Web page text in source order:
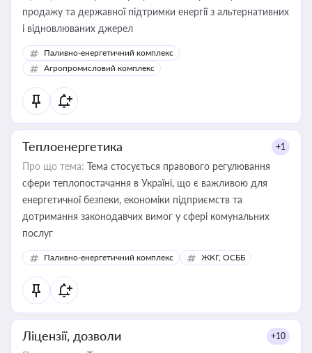
продажу та державної підтримки енергії з альтернативних
і відновлюваних джерел
Паливно-енергетичний комплекс
Агропромисловий комплекс
Теплоенергетика +1
Про що тема: Тема стосується правового регулювання
сфери теплопостачання в Україні, що є важливою для
енергетичної безпеки, економіки підприємств та
дотримання законодавчих вимог у сфері комунальних
послуг
Паливно-енергетичний комплекс ЖКГ, ОСББ
Ліцензії, дозволи +10